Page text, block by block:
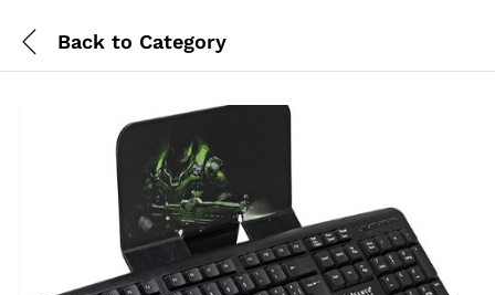
Back to Category